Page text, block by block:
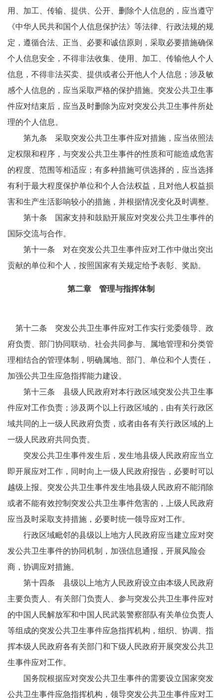
用、加工、传输、提供、公开、删除个人信息的，应当遵守
《中华人民共和国个人信息保护法》等法律、行政法规的规
定，遵循合法、正当、必要和诚信原则，采取必要措施确保
个人信息安全，不得非法收集、使用、加工、传输他人个人
信息，不得非法买卖、提供或者公开他人个人信息；涉及敏
感个人信息的，应当采取严格的保护措施。突发公共卫生事
件应对结束后，应当及时删除为应对突发公共卫生事件所处
理的个人信息。
第九条 采取突发公共卫生事件应对措施，应当依照法
定权限和程序，与突发公共卫生事件的性质和可能造成危害
的程度、范围等相适应；有多种措施可供选择的，应当选择
有利于最大程度保护单位和个人合法权益，且对他人权益损
害和生产生活影响较小的措施，并根据情况变化及时调整。
第十条 国家支持和鼓励开展应对突发公共卫生事件的
国际交流与合作。
第十一条 对在突发公共卫生事件应对工作中做出突出
贡献的单位和个人，按照国家有关规定给予表彰、奖励。
第二章 管理与指挥体制
第十二条 突发公共卫生事件应对工作实行党委领导、政
府负责、部门协同联动、社会共同参与、属地管理和分类管
理相结合的管理体制，明确属地、部门、单位和个人责任，
加强公共卫生应急指挥能力建设。
第十三条 县级人民政府对本行政区域突发公共卫生事
件应对工作负责；涉及两个以上行政区域的，由有关行政区
域共同的上一级人民政府负责，或者由各有关行政区域的上
一级人民政府共同负责。
突发公共卫生事件发生后，发生地县级人民政府应当立
即开展应对工作，同时向上一级人民政府报告，必要时可以
越级上报。突发公共卫生事件发生地县级人民政府不能消除
或者不能有效控制突发公共卫生事件危害的，上级人民政府
应当及时采取支持措施，必要时统一领导应对工作。
行政区域毗邻的县级以上地方人民政府应当建立应对突
发公共卫生事件的协同机制，加强信息通报，开展风险会
商，协调应对措施。
第十四条 县级以上地方人民政府设立由本级人民政府
主要负责人、有关部门负责人、参与突发公共卫生事件应对
的中国人民解放军和中国人民武装警察部队有关单位负责人
等组成的突发公共卫生事件应急指挥机构，组织、协调、指
挥本级人民政府各有关部门和下级人民政府开展突发公共卫
生事件应对工作。
国务院根据应对突发公共卫生事件的需要设立国家突发
公共卫生事件应急指挥机构，领导突发公共卫生事件应对工